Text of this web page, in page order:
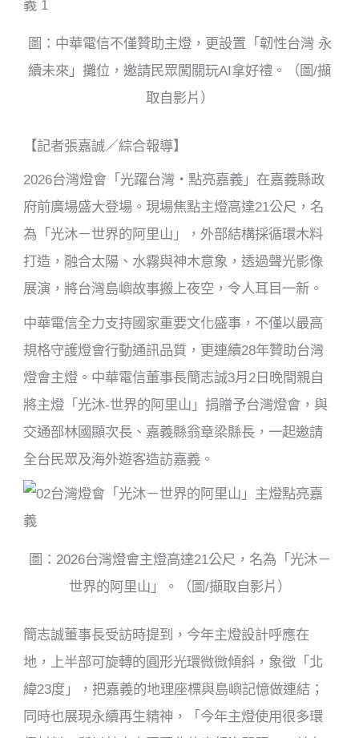
o
k
圖：中華電信不僅贊助主燈，更設置「韌性台灣 永
續未來」攤位，邀請民眾闖關玩AI拿好禮。（圖/擷
取自影片）
【記者張嘉誠／綜合報導】
2026台灣燈會「光躍台灣・點亮嘉義」在嘉義縣政
府前廣場盛大登場。現場焦點主燈高達21公尺，名
為「光沐－世界的阿里山」，外部結構採循環木料
打造，融合太陽、水霧與神木意象，透過聲光影像
展演，將台灣島嶼故事搬上夜空，令人耳目一新。
中華電信全力支持國家重要文化盛事，不僅以最高
規格守護燈會行動通訊品質，更連續28年贊助台灣
燈會主燈。中華電信董事長簡志誠3月2日晚間親自
將主燈「光沐-世界的阿里山」捐贈予台灣燈會，與
交通部林國顯次長、嘉義縣翁章梁縣長，一起邀請
全台民眾及海外遊客造訪嘉義。
圖：2026台灣燈會主燈高達21公尺，名為「光沐－
世界的阿里山」。（圖/擷取自影片）
簡志誠董事長受訪時提到，今年主燈設計呼應在
地，上半部可旋轉的圓形光環微微傾斜，象徵「北
緯23度」，把嘉義的地理座標與島嶼記憶做連結；
同時也展現永續再生精神，「今年主燈使用很多環